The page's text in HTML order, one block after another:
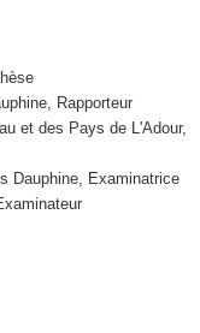
Rapporteur
et des Pays de L'Adour,
Dauphine, Examinatrice